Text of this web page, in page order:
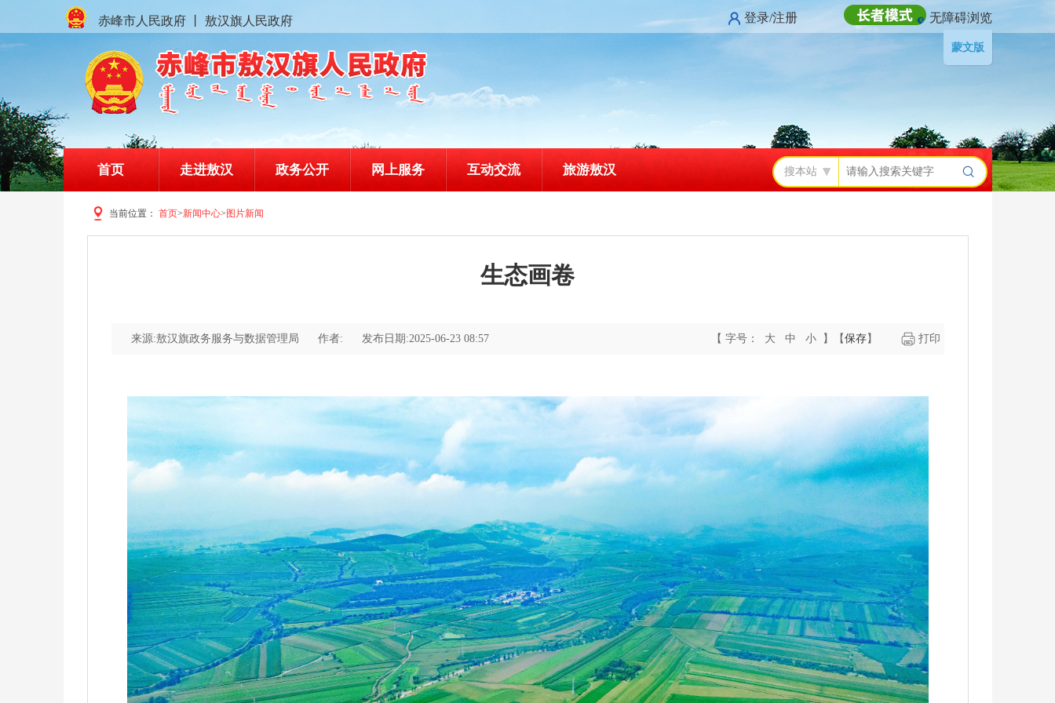
赤峰市人民政府 敖汉旗人民政府 登录/注册 无障碍浏览
蒙文版
首页 走进敖汉 政务公开 网上服务 互动交流 旅游敖汉 搜本站
当前位置： 首页>新闻中心> 图片新闻
生态画卷
来源:敖汉旗政务服务与数据管理局 作者: 发布日期:2025-06-23 08:57 打印
【保存】
【 字号： 大 中 小 】